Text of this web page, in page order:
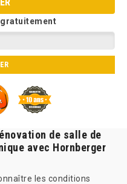
gratuitement
de salle de
avec Hornberger
les conditions